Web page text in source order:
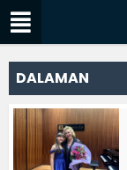
DALAMAN